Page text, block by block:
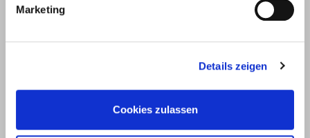
Marketing
Details zeigen
Cookies zulassen
Products
landscaping
Service
Deck software
ECS calculation program